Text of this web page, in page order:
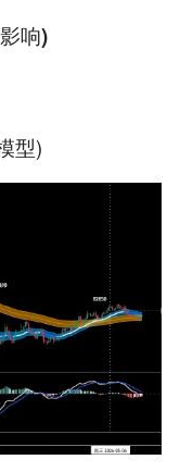
响)
型)